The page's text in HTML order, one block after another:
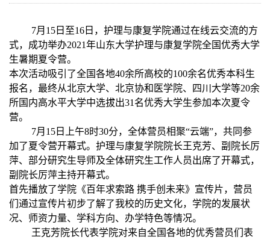
7月 15 日至16 日，护理与康复学院通过在线云交流的方
式，成功举办2021年山东大学护理与康复学院全国优秀大学
生暑期夏令营。
本次活动吸引了全国各地40余所高校的100余名优秀本科生
报名，最终从北京大学、北京协和医学院、四川大学等20余
所国内高水平大学中选拔出31 名优秀大学生参加本次夏令
营。
7月 15 日上午8时30分，全体营员相聚“云端”，共同参
加了夏令营开幕式。护理与康复学院院长王克芳、副院长厉
萍、部分研究生导师及全体研究生工作人员出席了开幕式，
副院长厉萍主持开幕式。
首先播放了学院《百年求索路 携手创未来》宣传片，营员
们通过宣传片初步了解了我校的历史文化，学院的发展状
况、师资力量、学科方向、办学特色等情况。
王克芳院长代表学院对来自全国各地的优秀营员们表